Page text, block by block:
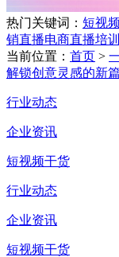
热门关键词： 短视
销直播电商直播培训
当前位置： 首页 >
解锁创意灵感的新
行业动态
企业资讯
短视频干货
行业动态
企业资讯
短视频干货